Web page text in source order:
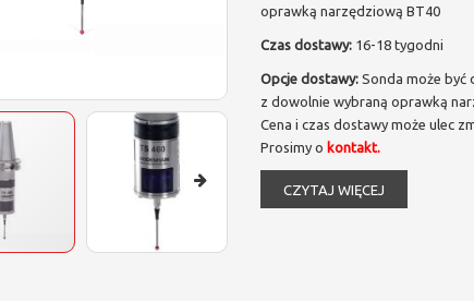
oprawką narzędziową BT40
Czas dostawy:16-18 tygodni
Opcje dostawy:Sonda może być
z dowolnie wybraną oprawką
Cena i czas dostawy może ulec
Prosimy o kontakt.
CZYTAJ WIĘCEJ